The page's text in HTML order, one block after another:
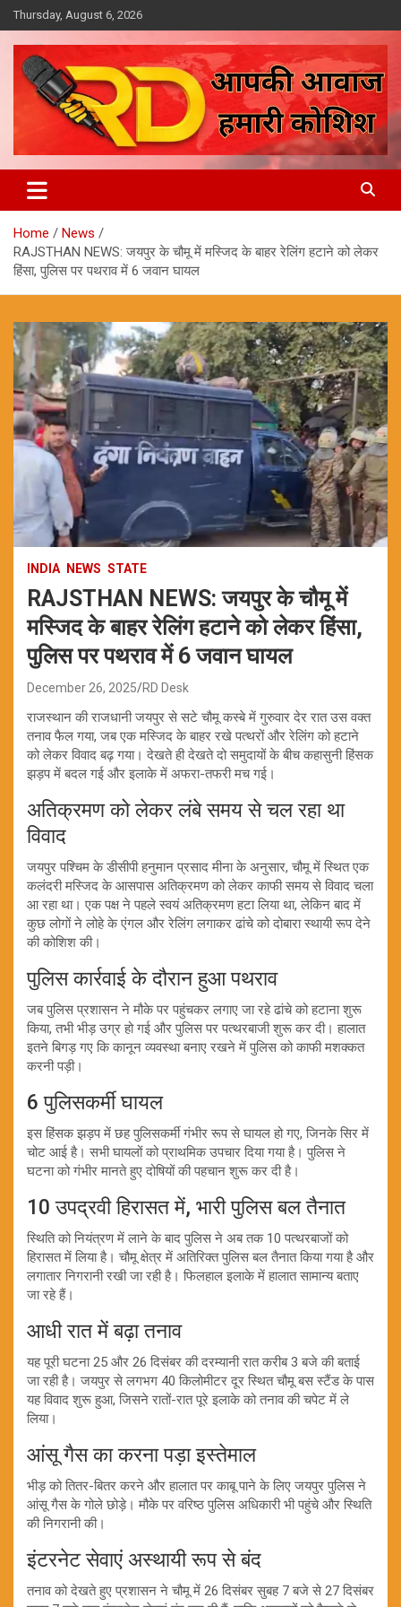
Skip
to
content
Thursday, August 6, 2026
Reporter Diaries
Home
News
RAJSTHAN NEWS: जयपुर के चौमू में मस्जिद के बाहर रेलिंग हटाने को लेकर
हिंसा, पुलिस पर पथराव में 6 जवान घायल
INDIA NEWS STATE
RAJSTHAN NEWS: जयपुर के चौमू में
मस्जिद के बाहर रेलिंग हटाने को लेकर हिंसा,
पुलिस पर पथराव में 6 जवान घायल
December 26, 2025 RD Desk
राजस्थान की राजधानी जयपुर से सटे चौमू कस्बे में गुरुवार देर रात उस वक्त
तनाव फैल गया, जब एक मस्जिद के बाहर रखे पत्थरों और रेलिंग को हटाने
को लेकर विवाद बढ़ गया। देखते ही देखते दो समुदायों के बीच कहासुनी हिंसक
झड़प में बदल गई और इलाके में अफरा-तफरी मच गई।
अतिक्रमण को लेकर लंबे समय से चल रहा था
विवाद
जयपुर पश्चिम के डीसीपी हनुमान प्रसाद मीना के अनुसार, चौमू में स्थित एक
कलंदरी मस्जिद के आसपास अतिक्रमण को लेकर काफी समय से विवाद चला
आ रहा था। एक पक्ष ने पहले स्वयं अतिक्रमण हटा लिया था, लेकिन बाद में
कुछ लोगों ने लोहे के एंगल और रेलिंग लगाकर ढांचे को दोबारा स्थायी रूप देने
की कोशिश की।
पुलिस कार्रवाई के दौरान हुआ पथराव
जब पुलिस प्रशासन ने मौके पर पहुंचकर लगाए जा रहे ढांचे को हटाना शुरू
किया, तभी भीड़ उग्र हो गई और पुलिस पर पत्थरबाजी शुरू कर दी। हालात
इतने बिगड़ गए कि कानून व्यवस्था बनाए रखने में पुलिस को काफी मशक्कत
करनी पड़ी।
6 पुलिसकर्मी घायल
इस हिंसक झड़प में छह पुलिसकर्मी गंभीर रूप से घायल हो गए, जिनके सिर में
चोट आई है। सभी घायलों को प्राथमिक उपचार दिया गया है। पुलिस ने
घटना को गंभीर मानते हुए दोषियों की पहचान शुरू कर दी है।
10 उपद्रवी हिरासत में, भारी पुलिस बल तैनात
स्थिति को नियंत्रण में लाने के बाद पुलिस ने अब तक 10 पत्थरबाजों को
हिरासत में लिया है। चौमू क्षेत्र में अतिरिक्त पुलिस बल तैनात किया गया है और
लगातार निगरानी रखी जा रही है। फिलहाल इलाके में हालात सामान्य बताए
जा रहे हैं।
आधी रात में बढ़ा तनाव
यह पूरी घटना 25 और 26 दिसंबर की दरम्यानी रात करीब 3 बजे की बताई
जा रही है। जयपुर से लगभग 40 किलोमीटर दूर स्थित चौमू बस स्टैंड के पास
यह विवाद शुरू हुआ, जिसने रातों-रात पूरे इलाके को तनाव की चपेट में ले
लिया।
आंसू गैस का करना पड़ा इस्तेमाल
भीड़ को तितर-बितर करने और हालात पर काबू पाने के लिए जयपुर पुलिस ने
आंसू गैस के गोले छोड़े। मौके पर वरिष्ठ पुलिस अधिकारी भी पहुंचे और स्थिति
की निगरानी की।
इंटरनेट सेवाएं अस्थायी रूप से बंद
तनाव को देखते हुए प्रशासन ने चौमू में 26 दिसंबर सुबह 7 बजे से 27 दिसंबर